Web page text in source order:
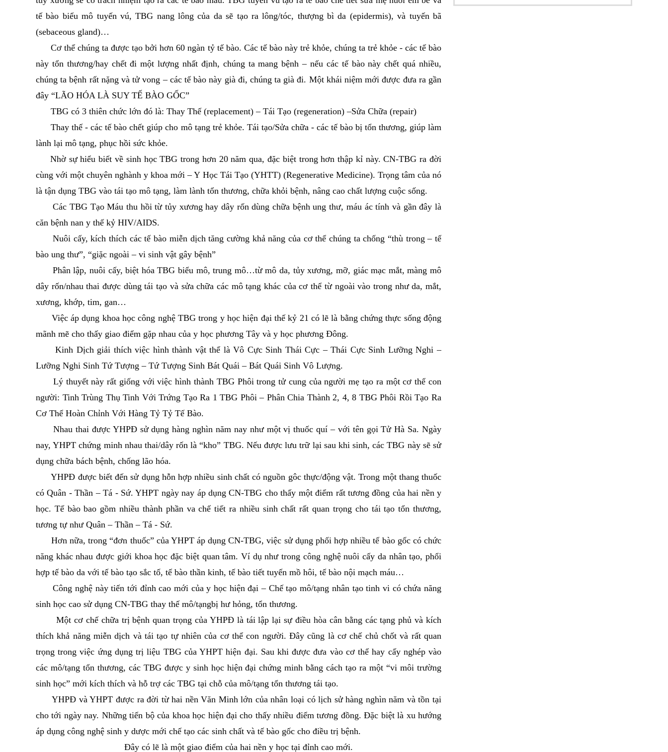
tế bào biểu mô tuyến vú, TBG nang lông của da sẽ tạo ra lông/tóc, thượng bì da (epidermis), và tuyến bã
(sebaceous gland)…
Cơ thể chúng ta được tạo bởi hơn 60 ngàn tỷ tế bào. Các tế bào này trẻ khỏe, chúng ta trẻ khỏe - các tế bào
này tổn thương/hay chết đi một lượng nhất định, chúng ta mang bệnh – nếu các tế bào này chết quá nhiều,
chúng ta bệnh rất nặng và tử vong – các tế bào này già đi, chúng ta già đi. Một khái niệm mới được đưa ra gần
đây “LÃO HÓA LÀ SUY TẾ BÀO GỐC”
TBG có 3 thiên chức lớn đó là: Thay Thế (replacement) – Tái Tạo (regeneration) –Sửa Chữa (repair)
Thay thế - các tế bào chết giúp cho mô tạng trẻ khỏe. Tái tạo/Sửa chữa - các tế bào bị tổn thương, giúp làm
lành lại mô tạng, phục hồi sức khỏe.
Nhờ sự hiểu biết về sinh học TBG trong hơn 20 năm qua, đặc biệt trong hơn thập kỉ này. CN-TBG ra đời
cùng với một chuyên nghành y khoa mới – Y Học Tái Tạo (YHTT) (Regenerative Medicine). Trọng tâm của nó
là tận dụng TBG vào tái tạo mô tạng, làm lành tổn thương, chữa khỏi bệnh, nâng cao chất lượng cuộc sống.
Các TBG Tạo Máu thu hồi từ tủy xương hay dây rốn dùng chữa bệnh ung thư, máu ác tính và gần đây là
căn bệnh nan y thế kỷ HIV/AIDS.
Nuôi cấy, kích thích các tế bào miễn dịch tăng cường khả năng của cơ thể chúng ta chống “thù trong – tế
bào ung thư”, “giặc ngoài – vi sinh vật gây bệnh”
Phân lập, nuôi cấy, biệt hóa TBG biểu mô, trung mô…từ mô da, tủy xương, mỡ, giác mạc mắt, màng mô
dây rốn/nhau thai được dùng tái tạo và sửa chữa các mô tạng khác của cơ thể từ ngoài vào trong như da, mắt,
xương, khớp, tim, gan…
Việc áp dụng khoa học công nghệ TBG trong y học hiện đại thế kỷ 21 có lẽ là bằng chứng thực sống động
mãnh mẽ cho thấy giao điểm gặp nhau của y học phương Tây và y học phương Đông.
Kinh Dịch giải thích việc hình thành vật thể là Vô Cực Sinh Thái Cực – Thái Cực Sinh Lưỡng Nghi –
Lưỡng Nghi Sinh Tứ Tượng – Tứ Tượng Sinh Bát Quái – Bát Quái Sinh Vô Lượng.
Lý thuyết này rất giống với việc hình thành TBG Phôi trong tử cung của người mẹ tạo ra một cơ thể con
người: Tinh Trùng Thụ Tinh Với Trứng Tạo Ra 1 TBG Phôi – Phân Chia Thành 2, 4, 8 TBG Phôi Rồi Tạo Ra
Cơ Thể Hoàn Chỉnh Với Hàng Tỷ Tỷ Tế Bào.
Nhau thai được YHPĐ sử dụng hàng nghìn năm nay như một vị thuốc quí – với tên gọi Tử Hà Sa. Ngày
nay, YHPT chứng minh nhau thai/dây rốn là “kho” TBG. Nếu được lưu trữ lại sau khi sinh, các TBG này sẽ sử
dụng chữa bách bệnh, chống lão hóa.
YHPĐ được biết đến sử dụng hỗn hợp nhiều sinh chất có nguồn gôc thực/động vật. Trong một thang thuốc
có Quân - Thần – Tá - Sứ. YHPT ngày nay áp dụng CN-TBG cho thấy một điểm rất tương đồng của hai nền y
học. Tế bào bao gồm nhiều thành phần va chế tiết ra nhiều sinh chất rất quan trọng cho tái tạo tổn thương,
tương tự như Quân – Thần – Tá - Sứ.
Hơn nữa, trong “đơn thuốc” của YHPT áp dụng CN-TBG, việc sử dụng phối hợp nhiều tế bào gốc có chức
năng khác nhau được giới khoa học đặc biệt quan tâm. Ví dụ như trong công nghệ nuôi cấy da nhân tạo, phổi
hợp tế bào da với tế bào tạo sắc tố, tế bào thần kinh, tế bào tiết tuyến mồ hôi, tế bào nội mạch máu…
Công nghệ này tiến tới đỉnh cao mới của y học hiện đại – Chế tạo mô/tạng nhân tạo tinh vi có chứa năng
sinh học cao sử dụng CN-TBG thay thế mô/tạngbị hư hỏng, tổn thương.
Một cơ chế chữa trị bệnh quan trọng của YHPĐ là tái lập lại sự điều hòa cân bằng các tạng phủ và kích
thích khả năng miễn dịch và tái tạo tự nhiên của cơ thể con người. Đây cũng là cơ chế chủ chốt và rất quan
trọng trong việc ứng dụng trị liệu TBG của YHPT hiện đại. Sau khi được đưa vào cơ thể hay cấy nghép vào
các mô/tạng tổn thương, các TBG được y sinh học hiện đại chứng minh bằng cách tạo ra một “vi môi trường
sinh học” mới kích thích và hỗ trợ các TBG tại chỗ của mô/tạng tổn thương tái tạo.
YHPĐ và YHPT được ra đời từ hai nền Văn Minh lớn của nhân loại có lịch sử hàng nghìn năm và tồn tại
cho tới ngày nay. Những tiến bộ của khoa học hiện đại cho thấy nhiều điểm tương đồng. Đặc biệt là xu hướng
áp dụng công nghệ sinh y dược mới chế tạo các sinh chất và tế bào gốc cho điều trị bệnh.
Đây có lẽ là một giao điểm của hai nền y học tại đỉnh cao mới.